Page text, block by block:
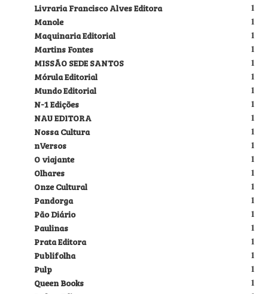
1
Livraria Francisco Alves Editora
1
Manole
1
Maquinaria Editorial
1
Martins Fontes
1
MISSÃO SEDE SANTOS
1
Mórula Editorial
1
Mundo Editorial
1
N-1 Edições
1
NAU EDITORA
1
Nossa Cultura
1
nVersos
1
O viajante
1
Olhares
1
Onze Cultural
1
Pandorga
1
Pão Diário
1
Paulinas
1
Prata Editora
1
Publifolha
1
Pulp
1
Queen Books